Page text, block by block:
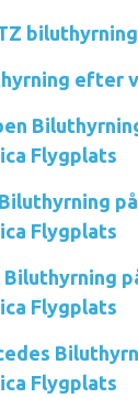
biluthyrning
efter
Flygplats
Flygplats
Biluthyrning
Flygplats
Flygplats